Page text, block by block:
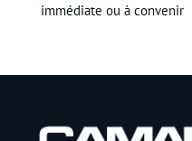
immédiate ou à convenir